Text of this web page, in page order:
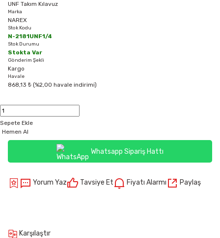
UNF Takım Kılavuz
Marka
NAREX
Stok Kodu
N-2181UNF1/4
Stok Durumu
Stokta Var
Gönderim Şekli
Kargo
Havale
868,13 ₺ (%2,00 havale indirimi)
Sepete Ekle
Hemen Al
Whatsapp Sipariş Hattı
Yorum Yaz Tavsiye Et Fiyatı Alarmı Paylaş
Karşılaştır